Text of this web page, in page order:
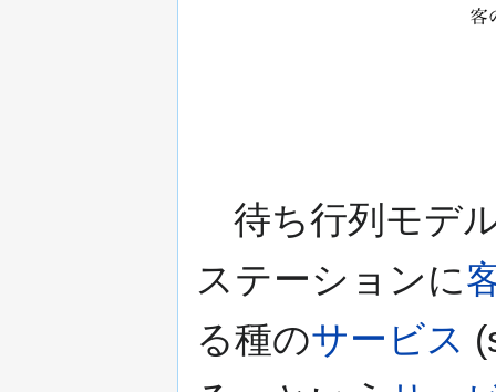
待ち行列モデ
ステーションに
る種のサービス